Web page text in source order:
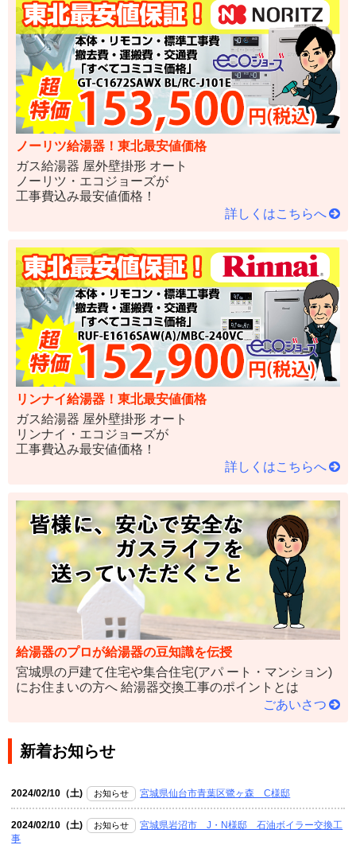
ノーリツ給湯器！東北最安値価格
ガス給湯器 屋外壁掛形 オート
ノーリツ・エコジョーズが
工事費込み最安値価格！
詳しくはこちらへ
リンナイ給湯器！東北最安値価格
ガス給湯器 屋外壁掛形 オート
リンナイ・エコジョーズが
工事費込み最安値価格！
詳しくはこちらへ
給湯器のプロが給湯器の豆知識を伝授
宮城県の戸建て住宅や集合住宅(アパ ート・マンション)
にお住まいの方へ 給湯器交換工事のポイントとは
ごあいさつ
新着お知らせ
2024/02/10（土) お知らせ 宮城県仙台市青葉区鷺ヶ森 C様邸
2024/02/10（土) お知らせ
宮城県岩沼市 J・N様邸 石油ボイラー交換工
事